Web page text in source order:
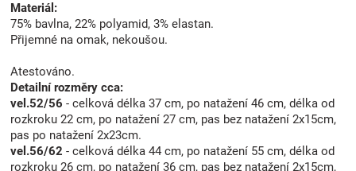
Materiál:
75% bavlna, 22% polyamid, 3% elastan.
Přijemné na omak, nekoušou.
Atestováno.
Detailní rozměry cca:
vel.52/56 - celková délka 37 cm, po natažení 46 cm, délka od
rozkroku 22 cm, po natažení 27 cm, pas bez natažení 2x15cm,
pas po natažení 2x23cm.
vel.56/62 - celková délka 44 cm, po natažení 55 cm, délka od
rozkroku 26 cm, po natažení 36 cm, pas bez natažení 2x15cm,